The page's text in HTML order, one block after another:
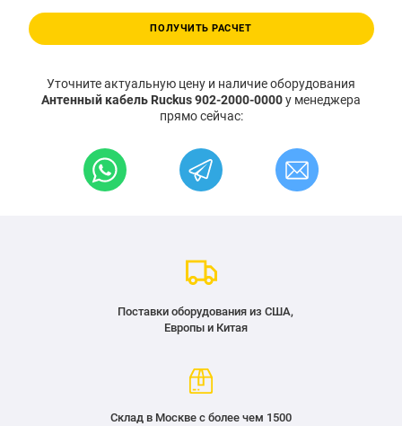
ПОЛУЧИТЬ РАСЧЕТ
Уточните актуальную цену и наличие оборудования
Антенный кабель Ruckus 902-2000-0000у менеджера
прямо сейчас:
Поставки оборудования из США,
Европы и Китая
Склад в Москве с более чем 1500